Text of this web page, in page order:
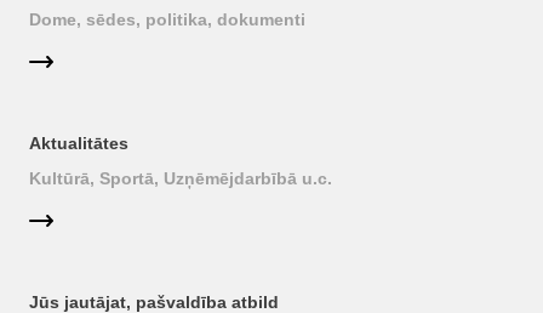
Dome, sēdes, politika, dokumenti
Aktualitātes
Kultūrā, Sportā, Uzņēmējdarbībā u.c.
Jūs jautājat, pašvaldība atbild